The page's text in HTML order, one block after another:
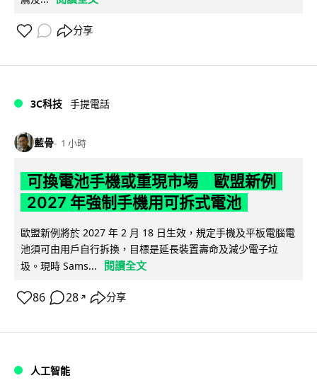
分享
3C科技 手提電話
藍骨 1 小時
可換電池手機或重現市場 歐盟新例
2027 年強制手機用可拆式電池
歐盟新例將於 2027 年 2 月 18 日生效，規定手機及平板電腦電
池須可由用戶自行拆換，目標是延長裝置壽命及減少電子垃
圾。現時 Sams...
閱讀全文
86 28 ↗ 分享
人工智能